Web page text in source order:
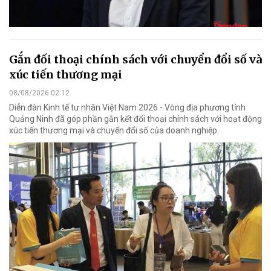
Gắn đối thoại chính sách với chuyển đổi số và
xúc tiến thương mại
08/08/2026 02:12
Diễn đàn Kinh tế tư nhân Việt Nam 2026 - Vòng địa phương tỉnh
Quảng Ninh đã góp phần gắn kết đối thoại chính sách với hoạt động
xúc tiến thương mại và chuyển đổi số của doanh nghiệp.